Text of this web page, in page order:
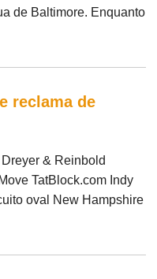
de Baltimore. Enquanto
reclama de
& Reinbold
TatBlock.com Indy
oval New Hampshire